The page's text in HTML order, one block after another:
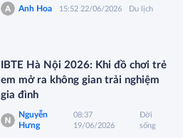
Anh Hoa 15:52 22/06/2026 Du lịch
IBTE Hà Nội 2026: Khi đồ chơi trẻ
em mở ra không gian trải nghiệm
gia đình
Nguyễn
Hưng
08:37
19/06/2026
Đời
sống